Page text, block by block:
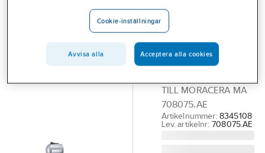
Temperaturvred
till Mora Tronic
duschpaneler,
Mora
TILL MORACERA MA
708075.AE
Artikelnummer: 8345108
Lev. artikelnr: 708075.AE
Cookie-inställningar
Avvisa alla Acceptera alla cookies